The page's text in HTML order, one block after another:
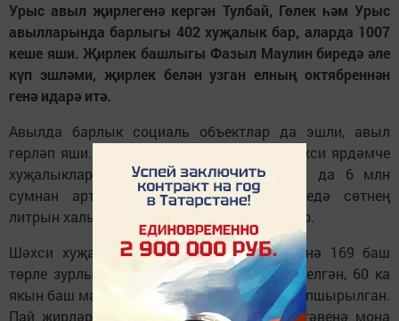
Урыс авыл җирлегенә кергән Тулбай, Гөлек һәм Урыс
авылларында барлыгы 402 хуҗалык бар, аларда 1007
кеше яши. Җирлек башлыгы Фазыл Маулин биредә әле
күп эшләми, җирлек белән узган елның октябреннән
генә идарә итә.
Авылда барлык социаль объектлар да эшли, авыл
гөрләп яши. Халык күпләп мал асрый, шәхси ярдәмче
хуҗалыкларны үстерү өчен кредитларны да 6 млн
сумнан артыграк алганнар. Әмма биредә сөтнең
литрын халыктан 15 сум белән генә җыялар.
Шәхси хуҗалыкларга хезмәт хакы исәбенә 169 баш
төрле зурлыктагы мөгезле эре терлек бирелгән, 60 ка
якын баш мал хуҗалыкларда асрау өчен тапшырылган.
Пай җирләре өчен дә икмәк бирелгән, өстәвенә моңа